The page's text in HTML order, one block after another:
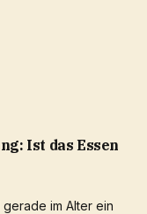
Ist das Essen